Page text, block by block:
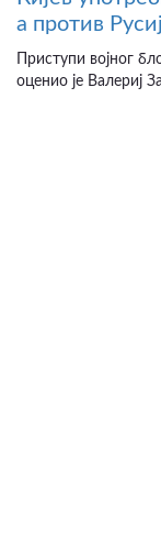
а против
Приступи војног
оценио је Валериј